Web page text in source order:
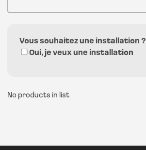
Vous souhaitez une installation ?
Oui, je veux une installation
No products in list